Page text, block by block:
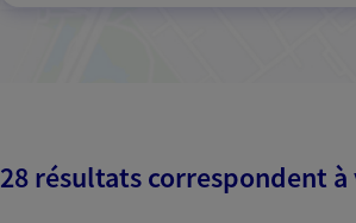
28 résultats correspondent